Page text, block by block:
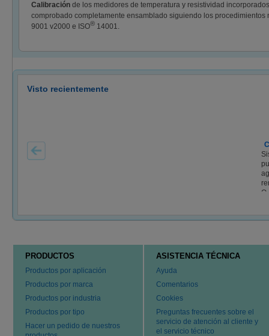
Calibración de los medidores de temperatura y resistividad
comprobado completamente ensamblado siguiendo los
9001 v2000 e ISO® 14001.
Visto recientemente
PRODUCTOS
Productos por aplicación
Productos por marca
Productos por industria
Productos por tipo
Hacer un pedido de nuestros
ASISTENCIA TÉCNICA
Ayuda
Comentarios
Cookies
Preguntas frecuentes sobre el
servicio de atención al cliente y
el servicio técnico